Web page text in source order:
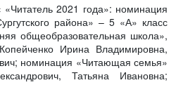
2021 года»: номинация
района» – 5 «А» класс
общеобразовательная школа»,
Ирина Владимировна,
номинация «Читающая семья»
Татьяна Ивановна;